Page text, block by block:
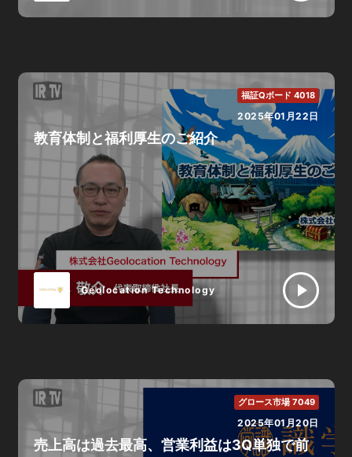
福証Qボード 4018
2025年01月22日
Geolocation Technology
教育体制と福利厚生のご紹介
グロース市場 7049
2025年01月20日
売上高は過去最高、営業利益は3Q単独で前